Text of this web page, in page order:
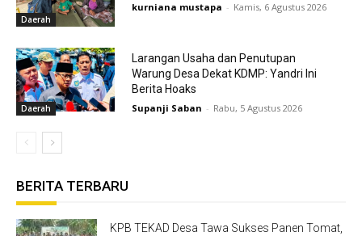
Daerah
kurniana mustapa - Kamis, 6 Agustus 2026
Daerah
Larangan Usaha dan Penutupan
Warung Desa Dekat KDMP: Yandri Ini
Berita Hoaks
Supanji Saban - Rabu, 5 Agustus 2026
BERITA TERBARU
KPB TEKAD Desa Tawa Sukses Panen Tomat,